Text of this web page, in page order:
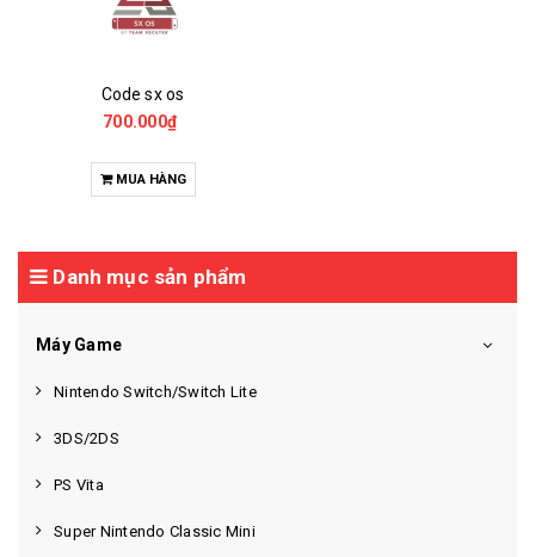
Code sx os
700.000₫
MUA HÀNG
Danh mục sản phẩm
Máy Game
Nintendo Switch/Switch Lite
3DS/2DS
PS Vita
Super Nintendo Classic Mini